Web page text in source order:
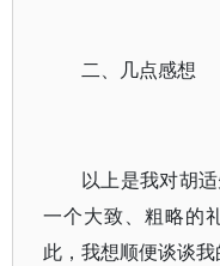
二、几点感想
以上是我对胡
一个大致、粗略的
此，我想顺便谈谈我